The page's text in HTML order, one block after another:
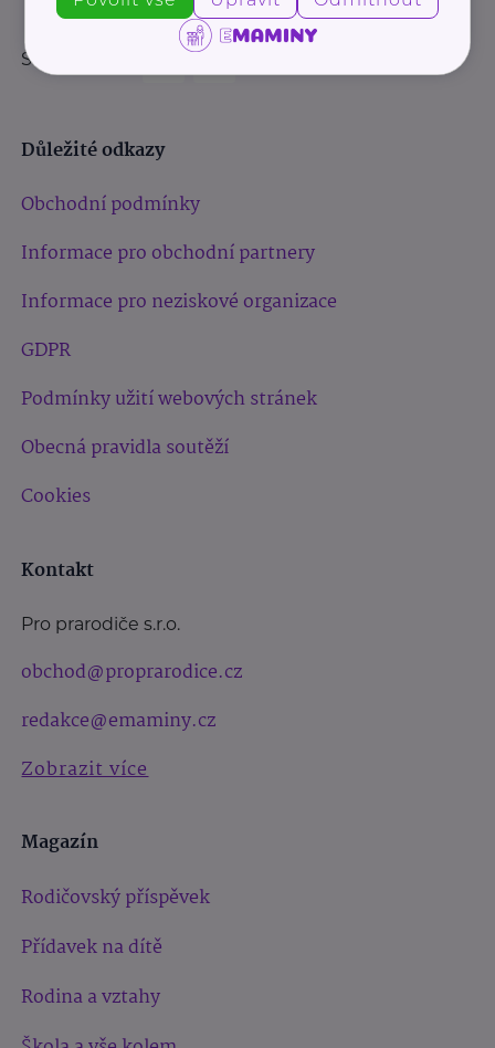
Sledujte nás:
Důležité odkazy
Obchodní podmínky
Informace pro obchodní partnery
Informace pro neziskové organizace
GDPR
Podmínky užití webových stránek
Obecná pravidla soutěží
Cookies
Kontakt
Pro prarodiče s.r.o.
obchod@proprarodice.cz
redakce@emaminy.cz
Zobrazit více
Magazín
Rodičovský příspěvek
Přídavek na dítě
Rodina a vztahy